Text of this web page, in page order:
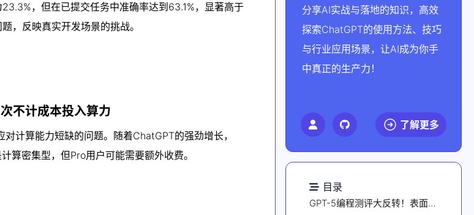
，但在已提交任务中准确率达到63.1%，显著高于
，反映真实开发场景的挑战。
不计成本投入算力
计算能力短缺的问题。随着ChatGPT的强劲增长，
算密集型，但Pro用户可能需要额外收费。
分享AI实战与落地的知识，高效
探索ChatGPT的使用方法、技巧
与行业应用场景，让AI成为你手
中真正的生产力！
了解更多
目录
GPT-5编程测评大反转！表面不及格，实际63.1%的任务没交卷，全算上成绩比Claude高一倍